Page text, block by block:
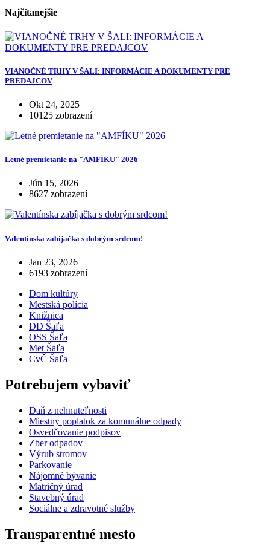
Najčítanejšie
VIANOČNÉ TRHY V ŠALI: INFORMÁCIE A DOKUMENTY PRE
PREDAJCOV
Okt 24, 2025
10125 zobrazení
Letné premietanie na "AMFÍKU" 2026
Jún 15, 2026
8627 zobrazení
Valentínska zabíjačka s dobrým srdcom!
Jan 23, 2026
6193 zobrazení
Dom kultúry
Mestská polícia
Knižnica
DD Šaľa
OSS Šaľa
Met Šaľa
CvČ Šaľa
Potrebujem vybaviť
Daň z nehnuteľnosti
Miestny poplatok za komunálne odpady
Osvedčovanie podpisov
Zber odpadov
Výrub stromov
Parkovanie
Nájomné bývanie
Matričný úrad
Stavebný úrad
Sociálne a zdravotné služby
Transparentné mesto